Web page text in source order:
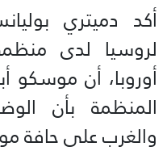
أكد دميتري
لروسيا لدى
أوروبا، أن موسكو
المنظمة بأن
والغرب على حافة